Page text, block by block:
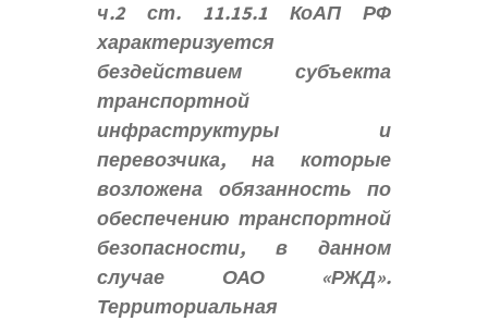
ч.2 ст. 11.15.1 КоАП РФ
характеризуется
бездействием субъекта
транспортной
инфраструктуры и
перевозчика, на которые
возложена обязанность по
обеспечению транспортной
безопасности, в данном
случае ОАО «РЖД».
Территориальная